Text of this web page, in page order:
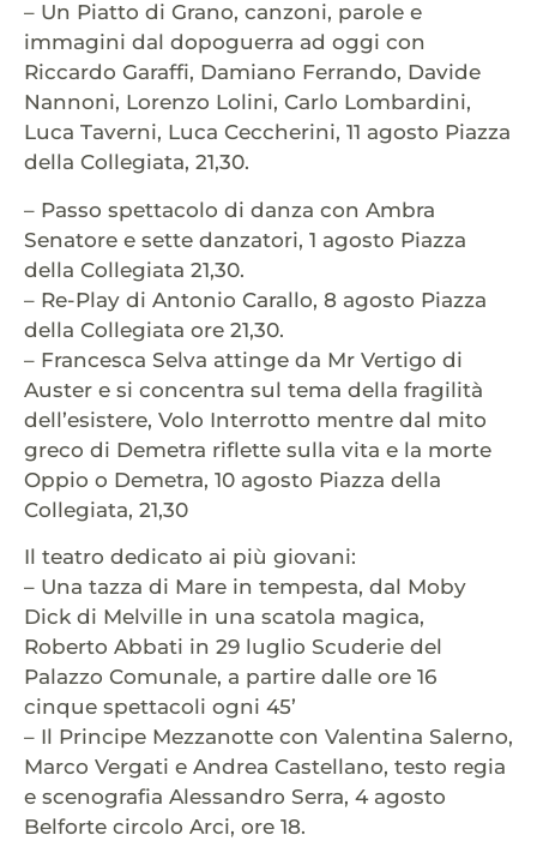
– Un Piatto di Grano, canzoni, parole e
immagini dal dopoguerra ad oggi con
Riccardo Garaffi, Damiano Ferrando, Davide
Nannoni, Lorenzo Lolini, Carlo Lombardini,
Luca Taverni, Luca Ceccherini, 11 agosto Piazza
della Collegiata, 21,30.
– Passo spettacolo di danza con Ambra
Senatore e sette danzatori, 1 agosto Piazza
della Collegiata 21,30.
– Re-Play di Antonio Carallo, 8 agosto Piazza
della Collegiata ore 21,30.
– Francesca Selva attinge da Mr Vertigo di
Auster e si concentra sul tema della fragilità
dell’esistere, Volo Interrotto mentre dal mito
greco di Demetra riflette sulla vita e la morte
Oppio o Demetra, 10 agosto Piazza della
Collegiata, 21,30
Il teatro dedicato ai più giovani:
– Una tazza di Mare in tempesta, dal Moby
Dick di Melville in una scatola magica,
Roberto Abbati in 29 luglio Scuderie del
Palazzo Comunale, a partire dalle ore 16
cinque spettacoli ogni 45’
– Il Principe Mezzanotte con Valentina Salerno,
Marco Vergati e Andrea Castellano, testo regia
e scenografia Alessandro Serra, 4 agosto
Belforte circolo Arci, ore 18.